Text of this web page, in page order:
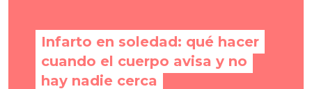
Infarto en soledad: qué hacer
cuando el cuerpo avisa y no
hay nadie cerca